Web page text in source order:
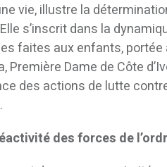
vie, illustre la
s’inscrit dans la
faites aux enfants, portée
Dame de Côte
des actions de lutte
des forces de